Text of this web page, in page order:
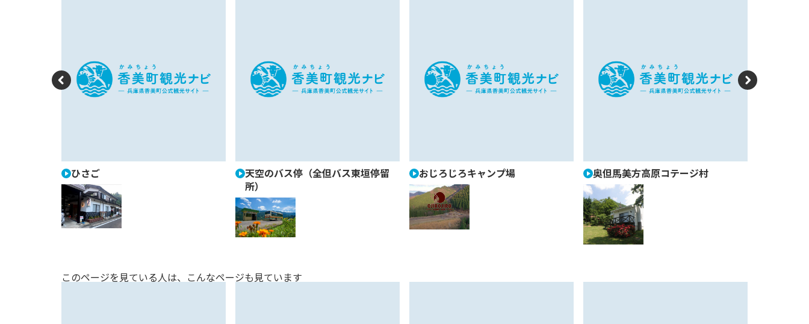
P
o
u
s
N
ひさご
天空のバス停（全但バス東垣停留
所）
おじろじろキャンプ場 奥但馬美方高原コテージ村
このページを見ている人は、 こんなページも見ています